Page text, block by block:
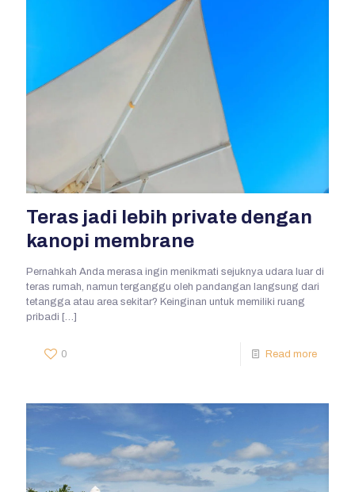
Teras jadi lebih private dengan
kanopi membrane
Pernahkah Anda merasa ingin menikmati sejuknya udara luar di
teras rumah, namun terganggu oleh pandangan langsung dari
tetangga atau area sekitar? Keinginan untuk memiliki ruang
pribadi […]
0 Read more